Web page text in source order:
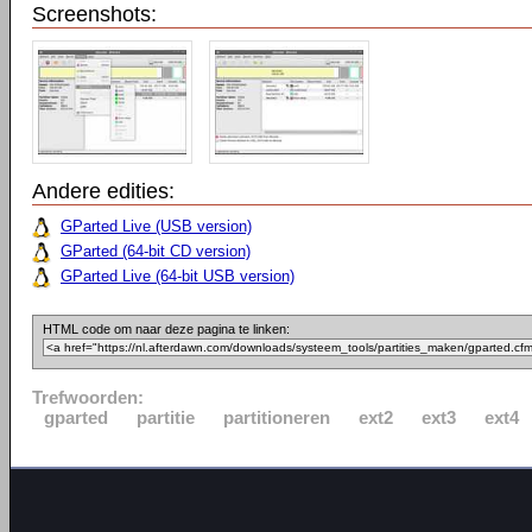
Screenshots:
Andere edities:
GParted Live (USB version)
GParted (64-bit CD version)
GParted Live (64-bit USB version)
HTML code om naar deze pagina te linken:
Trefwoorden:
gparted
partitie partitioneren ext2 ext3 ext4